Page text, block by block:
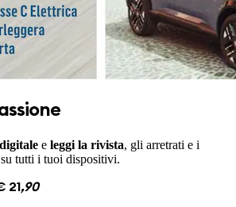
e leggi la rivista, gli arretrati e i
tutti i tuoi dispositivi.
21,90